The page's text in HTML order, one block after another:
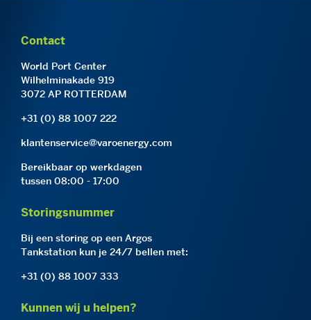
Contact
World Port Center
Wilhelminakade 919
3072 AP ROTTERDAM
+31 (0) 88 1007 222
klantenservice@varoenergy.com
Bereikbaar op werkdagen
tussen 08:00 - 17:00
Storingsnummer
Bij een storing op een Argos
Tankstation kun je 24/7 bellen met:
+31 (0) 88 1007 333
Kunnen wij u helpen?